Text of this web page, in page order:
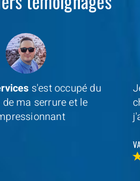
professionel à coté de
Depannage Services
pas été decu